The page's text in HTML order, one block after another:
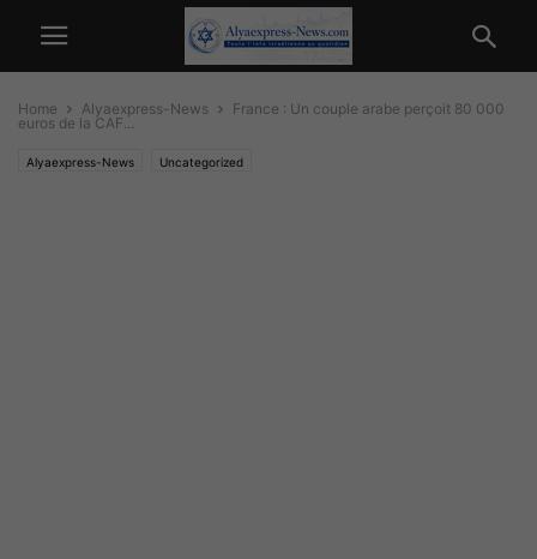
Home Alyaexpress-News
France : Un couple arabe perçoit 80 000
euros de la CAF...
Alyaexpress-News Uncategorized